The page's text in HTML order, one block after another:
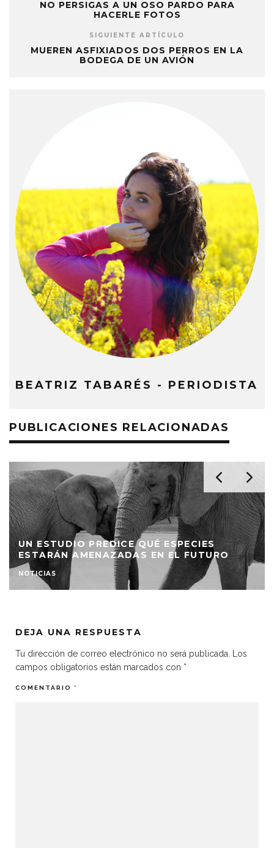
NO PERSIGAS A UN OSO PARDO PARA
HACERLE FOTOS
SIGUIENTE ARTÍCULO
MUEREN ASFIXIADOS DOS PERROS EN LA
BODEGA DE UN AVIÓN
BEATRIZ TABARÉS - PERIODISTA
PUBLICACIONES RELACIONADAS
UN ESTUDIO PREDICE QUÉ ESPECIES
ESTARÁN AMENAZADAS EN EL FUTURO
NOTICIAS
DEJA UNA RESPUESTA
Tu dirección de correo electrónico no será publicada. Los
campos obligatorios están marcados con *
COMENTARIO *